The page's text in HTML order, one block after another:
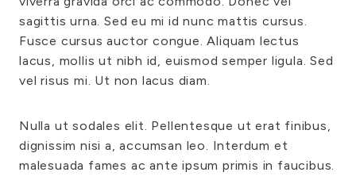
sagittis urna. Sed eu mi id nunc mattis cursus.
Fusce cursus auctor congue. Aliquam lectus
lacus, mollis ut nibh id, euismod semper ligula. Sed
vel risus mi. Ut non lacus diam.
Nulla ut sodales elit. Pellentesque ut erat finibus,
dignissim nisi a, accumsan leo. Interdum et
malesuada fames ac ante ipsum primis in faucibus.